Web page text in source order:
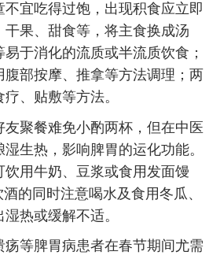
不宜吃得过饱，出现积食应立即
果、甜食等，将主食换成汤
于消化的流质或半流质饮食；
部按摩、推拿等方法调理；两
、贴敷等方法。
友聚餐难免小酌两杯，但在中医
生热，影响脾胃的运化功能。
用牛奶、豆浆或食用发面馒
的同时注意喝水及食用冬瓜、
热或缓解不适。
疡等脾胃病患者在春节期间尤需